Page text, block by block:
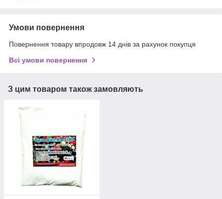
Умови повернення
Повернення товару впродовж 14 днів за рахунок покупця
Всі умови повернення
З цим товаром також замовляють